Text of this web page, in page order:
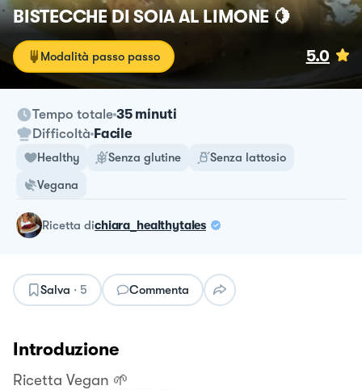
BISTECCHE DI SOIA AL LIMONE 🍋
Modalità passo passo 5.0
Tempo totale 35 minuti
Difficoltà Facile
Healthy Senza glutine
Senza lattosio
Vegana
ricetta dichiara_healthytales
Salva · 5 Commenta
Introduzione
Ricetta Vegan 🌱